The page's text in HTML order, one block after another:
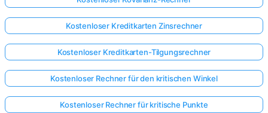
Kostenloser Kreditkarten Zinsrechner
Kostenloser Kreditkarten-Tilgungsrechner
Kostenloser Rechner für den kritischen Winkel
Kostenloser Rechner für kritische Punkte